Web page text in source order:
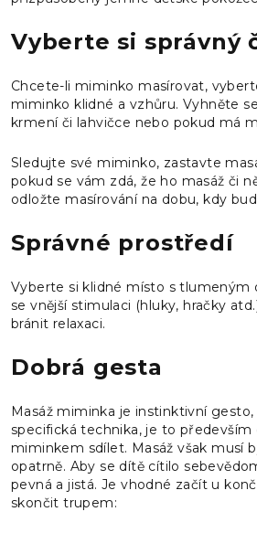
Vyberte si správný
Chcete-li miminko masírovat,
miminko klidné a vzhůru. Vyhněte
krmení či lahvičce nebo pokud má
Sledujte své miminko, zastavte
pokud se vám zdá, že ho masáž či
odložte masírování na dobu, kdy
Správné prostředí
Vyberte si klidné místo s tlumeným
se vnější stimulaci (hluky, hračky
bránit relaxaci.
Dobrá gesta
Masáž miminka je instinktivní gesto,
specifická technika, je to především
miminkem sdílet. Masáž však musí
opatrně. Aby se dítě cítilo
pevná a jistá. Je vhodné začít u
skončit trupem: